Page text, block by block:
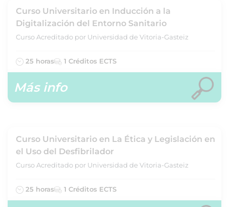
Curso Universitario en Inducción a la
Digitalización del Entorno Sanitario
Curso Acreditado por Universidad de Vitoria-Gasteiz
25 horas 1 Créditos ECTS
Más info
Curso Universitario en La Ética y Legislación en
el Uso del Desfibrilador
Curso Acreditado por Universidad de Vitoria-Gasteiz
25 horas 1 Créditos ECTS